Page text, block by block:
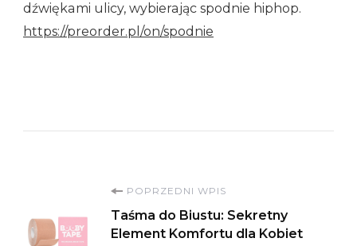
dźwiękami ulicy, wybierając spodnie hiphop.
https://preorder.pl/on/spodnie
Nawigacja
wpisu
POPRZEDNI WPIS
Taśma do Biustu: Sekretny
Element Komfortu dla Kobiet